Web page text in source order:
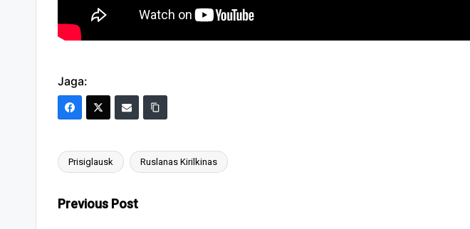
Jaga:
Tags:
Prisiglausk Ruslanas Kirilkinas
Post
Previous Post